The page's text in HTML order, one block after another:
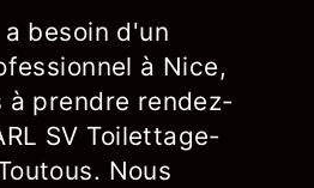
besoin d'un
à Nice,
à prendre rendez-
SV Toilettage-
Nous